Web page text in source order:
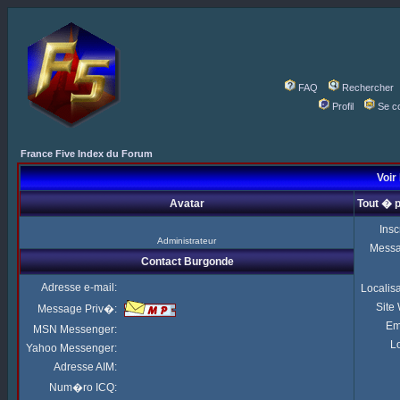
FAQ
Rechercher
Profil
Se
France Five Index du Forum
Voir
Avatar Tout �
Administrateur
Site
Contact Burgonde
Adresse e-mail:
Message Priv�:
MSN Messenger:
Yahoo Messenger:
Adresse AIM:
Num�ro ICQ: